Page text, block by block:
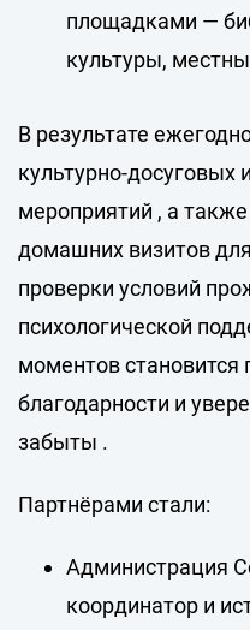
площадками —
культуры,
В результате
культурно-досуговых
мероприятий , а
домашних визитов
проверки условий
психологической
моментов
благодарности и
забыты .
Партнёрами стали:
Администрация
координатор и